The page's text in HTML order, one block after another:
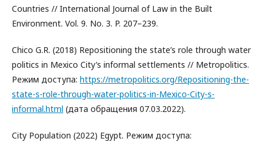
Countries // International Journal of Law in the Built
Environment. Vol. 9. No. 3. P. 207–239.
Chico G.R. (2018) Repositioning the state’s role through water
politics in Mexico City’s informal settlements // Metropolitics.
Режим доступа: https://metropolitics.org/Repositioning-the-
state-s-role-through-water-politics-in-Mexico-City-s-
informal.html (дата обращения 07.03.2022).
City Population (2022) Egypt. Режим доступа: